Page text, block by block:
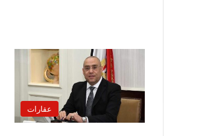
عقارات